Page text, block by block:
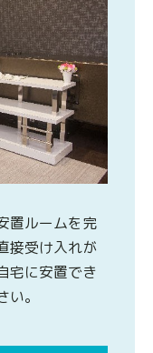
置ルームを完
接受け入れが
宅に安置でき
。